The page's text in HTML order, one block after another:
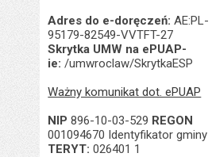
Adres do e-doręczeń: AE:PL-
95179-82549-VVTFT-27
Skrytka UMW na ePUAP-
ie: /umwroclaw/SkrytkaESP
Ważny komunikat dot. ePUAP
NIP 896-10-03-529 REGON
001094670 Identyfikator gminy
TERYT: 026401 1